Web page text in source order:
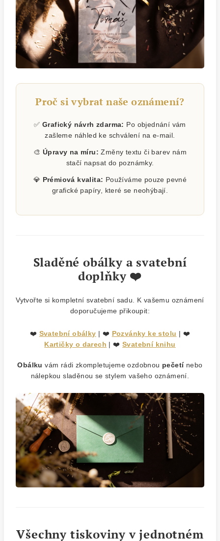
Proč si vybrat naše oznámení?
✅Grafický návrh zdarma: Po objednání vám
zašleme náhled ke schválení na e-mail.
🎨 Úpravy na míru: Změny textu či barev nám
stačí napsat do poznámky.
💎 Prémiová kvalita: Používáme pouze pevné
grafické papíry, které se neohýbají.
Sladěné obálky a svatební
doplňky ❤️
Vytvořte si kompletní svatební sadu. K vašemu oznámení
doporučujeme přikoupit:
❤️ Svatební obálky | ❤️ Pozvánky ke stolu | ❤️
Kartičky o darech | ❤️Svatební knihu
Obálku vám rádi zkompletujeme ozdobnou pečetínebo
nálepkou sladěnou se stylem vašeho oznámení.
Všechny tiskoviny v jednotném